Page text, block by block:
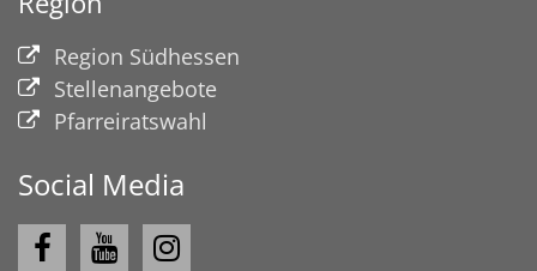
Region Südhessen
Stellenangebote
Pfarreiratswahl
Social Media